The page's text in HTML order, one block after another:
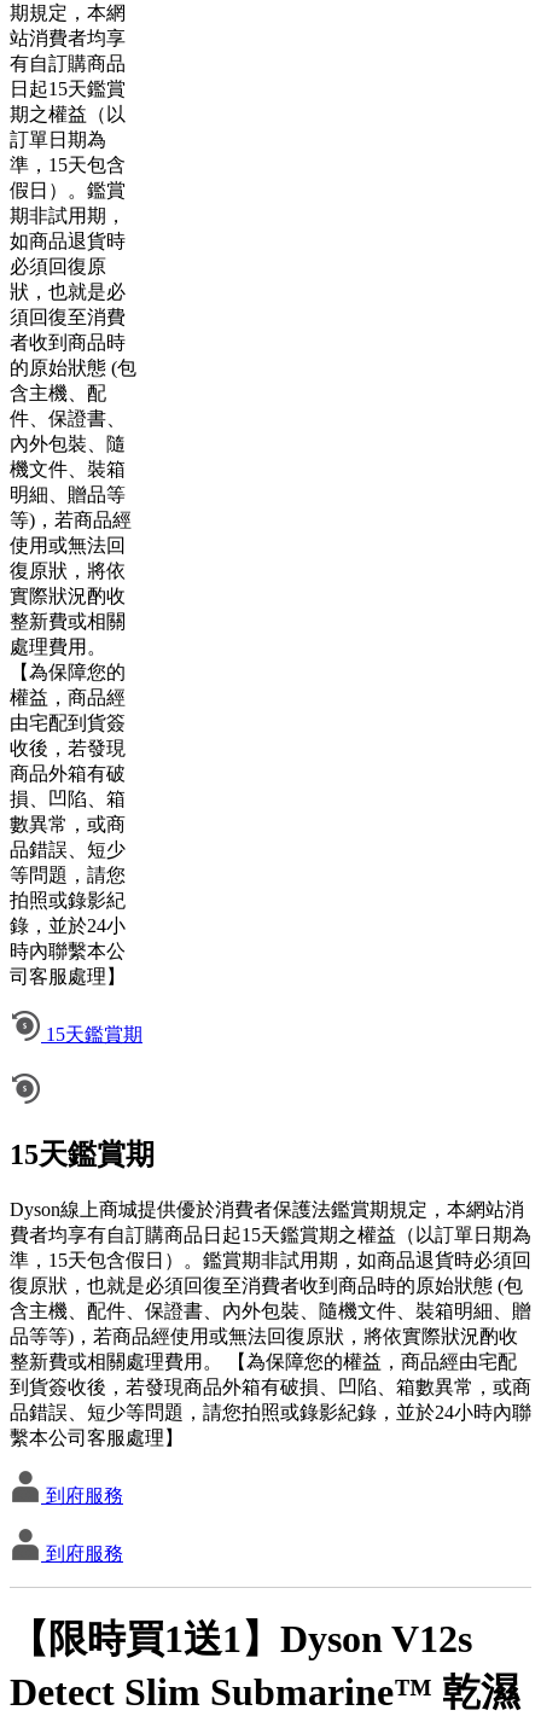
期規定，本網
站消費者均享
有自訂購商品
日起15天鑑賞
期之權益（以
訂單日期為
準，15天包含
假日）。鑑賞
期非試用期，
如商品退貨時
必須回復原
狀，也就是必
須回復至消費
者收到商品時
的原始狀態 (包
含主機、配
件、保證書、
內外包裝、隨
機文件、裝箱
明細、贈品等
等)，若商品經
使用或無法回
復原狀，將依
實際狀況酌收
整新費或相關
處理費用。
【為保障您的
權益，商品經
由宅配到貨簽
收後，若發現
商品外箱有破
損、凹陷、箱
數異常，或商
品錯誤、短少
等問題，請您
拍照或錄影紀
錄，並於24小
時內聯繫本公
司客服處理】
15天鑑賞期
15天鑑賞期
Dyson線上商城提供優於消費者保護法鑑賞期規定，本網站消
費者均享有自訂購商品日起15天鑑賞期之權益（以訂單日期為
準，15天包含假日）。鑑賞期非試用期，如商品退貨時必須回
復原狀，也就是必須回復至消費者收到商品時的原始狀態 (包
含主機、配件、保證書、內外包裝、隨機文件、裝箱明細、贈
品等等)，若商品經使用或無法回復原狀，將依實際狀況酌收
整新費或相關處理費用。 【為保障您的權益，商品經由宅配
到貨簽收後，若發現商品外箱有破損、凹陷、箱數異常，或商
品錯誤、短少等問題，請您拍照或錄影紀錄，並於24小時內聯
繫本公司客服處理】
到府服務
到府服務
【限時買1送1】Dyson V12s
Detect Slim Submarine™ 乾濕